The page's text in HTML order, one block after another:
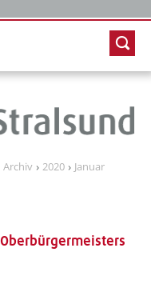
Archiv 2020 Januar